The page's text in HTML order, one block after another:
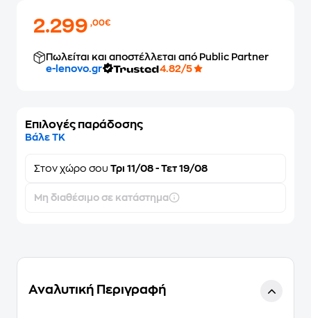
2.299,00€
Πωλείται και αποστέλλεται από Public Partner
e-lenovo.gr
4.82/5
Επιλογές παράδοσης
Βάλε ΤΚ
Στον χώρο σου Τρι 11/08 - Τετ 19/08
Μη διαθέσιμο σε κατάστημα
Αναλυτική Περιγραφή